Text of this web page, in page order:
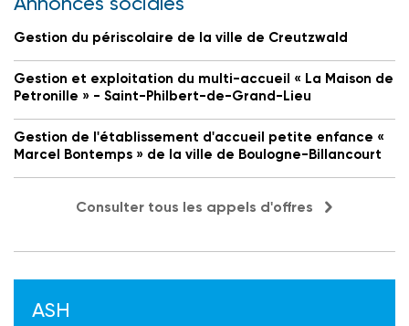
Gestion du périscolaire de la ville de Creutzwald
Gestion et exploitation du multi-accueil « La Maison de
Petronille » - Saint-Philbert-de-Grand-Lieu
Gestion de l'établissement d'accueil petite enfance «
Marcel Bontemps » de la ville de Boulogne-Billancourt
Consulter tous les appels d'offres
ASH